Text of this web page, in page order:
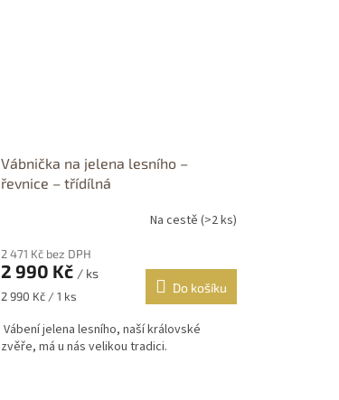
Vábnička na jelena lesního –
řevnice – třídílná
Na cestě (>2 ks)
2 471 Kč bez DPH
2 990 Kč / ks
Měrná
2 990 Kč / 1 ks
Do košíku
Vábení jelena lesního, naší královské
zvěře, má u nás velikou tradici.